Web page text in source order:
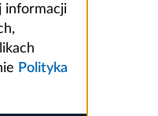
informacji
Polityka